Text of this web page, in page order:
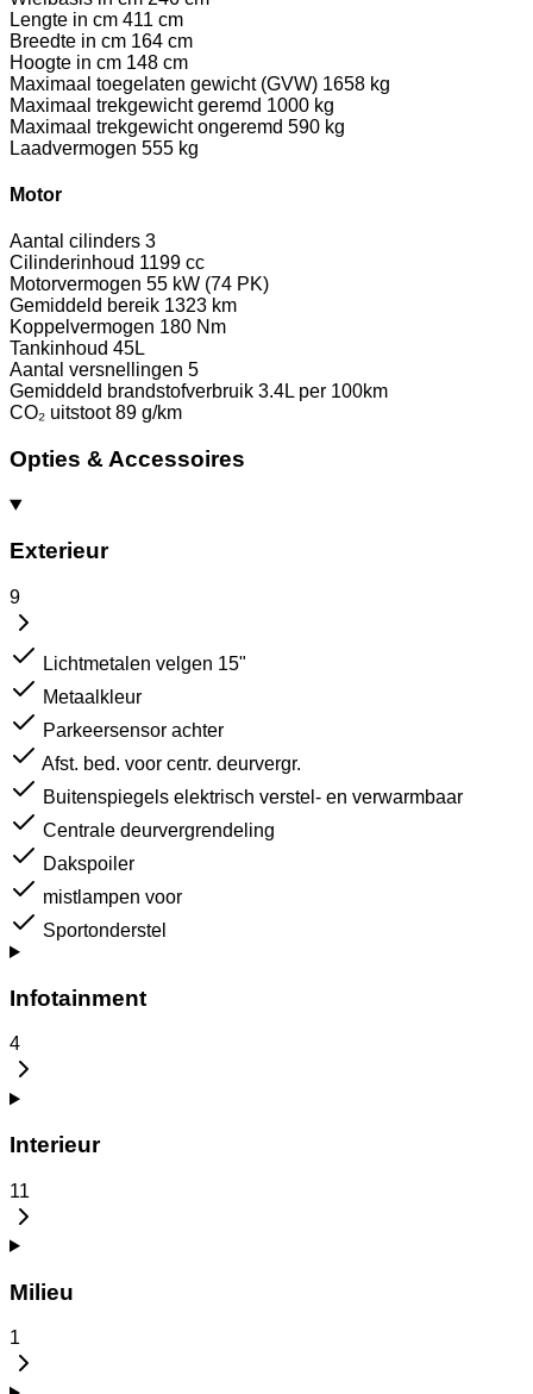
Lengte in cm 411 cm
Breedte in cm 164 cm
Hoogte in cm 148 cm
Maximaal toegelaten gewicht (GVW) 1658 kg
Maximaal trekgewicht geremd 1000 kg
Maximaal trekgewicht ongeremd 590 kg
Laadvermogen 555 kg
Motor
Aantal cilinders 3
Cilinderinhoud 1199 cc
Motorvermogen 55 kW (74 PK)
Gemiddeld bereik 1323 km
Koppelvermogen 180 Nm
Tankinhoud 45L
Aantal versnellingen 5
Gemiddeld brandstofverbruik 3.4L per 100km
CO₂ uitstoot 89 g/km
Opties & Accessoires
Exterieur
9
Lichtmetalen velgen 15"
Metaalkleur
Parkeersensor achter
Afst. bed. voor centr. deurvergr.
Buitenspiegels elektrisch verstel- en verwarmbaar
Centrale deurvergrendeling
Dakspoiler
mistlampen voor
Sportonderstel
Infotainment
4
Interieur
11
Milieu
1